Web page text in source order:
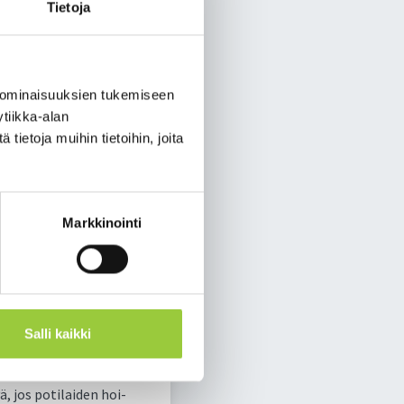
Tietoja
tukemiseen
alan
tietoja muihin tietoihin, joita
Markkinointi
Salli kaikki
ol­leil­le ti­
uu­sien ra­joi­tus­ten
ra­joi­tuk­sia esi­te­
alueil­la ei ole li­sä­tie­
se­kä mas­
vas­tuu­ta tar­tun­
jos po­ti­lai­den hoi­